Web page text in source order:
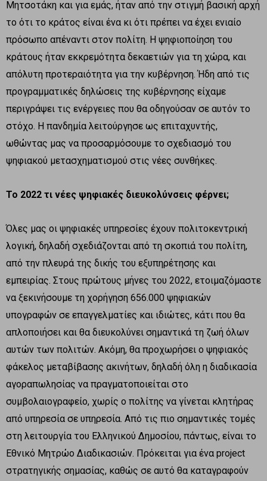
Μητσοτάκη και για εμάς, ήταν από την στιγμή βασική αρχή
το ότι το κράτος είναι ένα κι ότι πρέπει να έχει ενιαίο
πρόσωπο απέναντι στον πολίτη. Η ψηφιοποίηση του
κράτους ήταν εκκρεμότητα δεκαετιών για τη χώρα, και
απόλυτη προτεραιότητα για την κυβέρνηση. Ήδη από τις
προγραμματικές δηλώσεις της κυβέρνησης είχαμε
περιγράψει τις ενέργειες που θα οδηγούσαν σε αυτόν το
στόχο. Η πανδημία λειτούργησε ως επιταχυντής,
ωθώντας μας να προσαρμόσουμε το σχεδιασμό του
ψηφιακού μετασχηματισμού στις νέες συνθήκες.
Το 2022 τι νέες ψηφιακές διευκολύνσεις φέρνει;
Όλες μας οι ψηφιακές υπηρεσίες έχουν πολιτοκεντρική
λογική, δηλαδή σχεδιάζονται από τη σκοπιά του πολίτη,
από την πλευρά της δικής του εξυπηρέτησης και
εμπειρίας. Στους πρώτους μήνες του 2022, ετοιμαζόμαστε
να ξεκινήσουμε τη χορήγηση 656.000 ψηφιακών
υπογραφών σε επαγγελματίες και ιδιώτες, κάτι που θα
απλοποιήσει και θα διευκολύνει σημαντικά τη ζωή όλων
αυτών των πολιτών. Ακόμη, θα προχωρήσει ο ψηφιακός
φάκελος μεταβίβασης ακινήτων, δηλαδή όλη η διαδικασία
αγοραπωλησίας να πραγματοποιείται στο
συμβολαιογραφείο, χωρίς ο πολίτης να γίνεται κλητήρας
από υπηρεσία σε υπηρεσία. Από τις πιο σημαντικές τομές
στη λειτουργία του Ελληνικού Δημοσίου, πάντως, είναι το
Εθνικό Μητρώο Διαδικασιών. Πρόκειται για ένα project
στρατηγικής σημασίας, καθώς σε αυτό θα καταγραφούν